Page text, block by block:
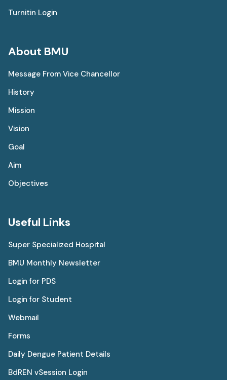
Turnitin Login
About BMU
Message From Vice Chancellor
History
Mission
Vision
Goal
Aim
Objectives
Useful Links
Super Specialized Hospital
BMU Monthly Newsletter
Login for PDS
Login for Student
Webmail
Forms
Daily Dengue Patient Details
BdREN vSession Login